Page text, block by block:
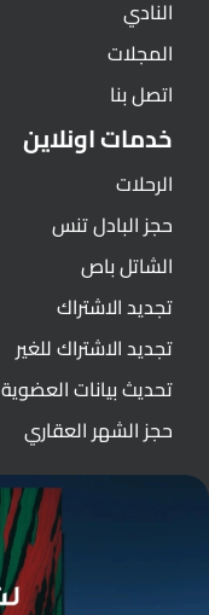
النادي
المجلات
اتصل بنا
خدمات اونلاين
الرحلات
حجز البادل تنس
الشاتل باص
تجديد الاشتراك
تجديد الاشتراك للغير
تحديث بيانات العضوية
حجز الشهر العقاري